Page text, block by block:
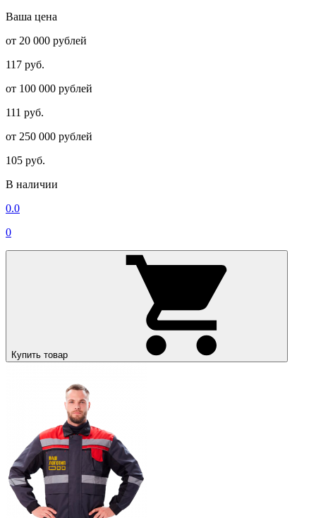
Ваша цена
от 20 000 рублей
117 руб.
от 100 000 рублей
111 руб.
от 250 000 рублей
105 руб.
В наличии
0.0
0
Купить товар